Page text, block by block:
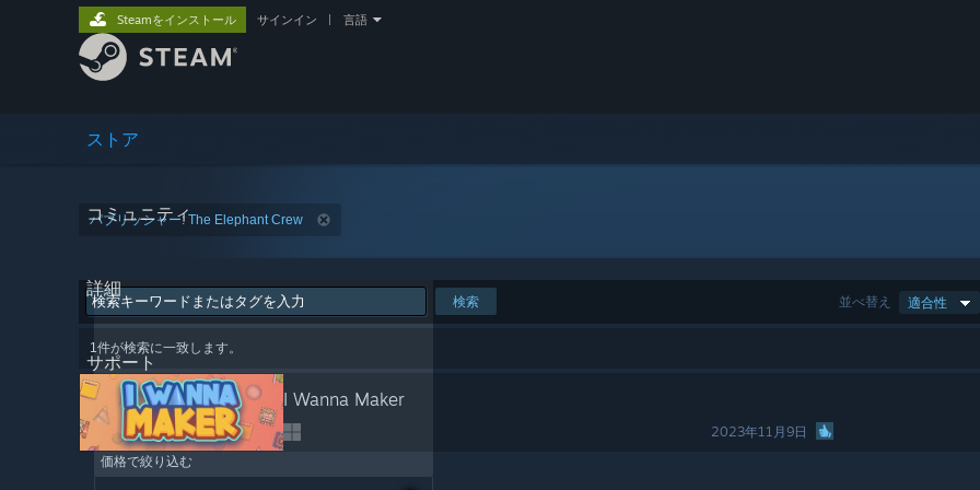
ストア
コミュニティ
詳細
サポート
Steamをインストール サインイン 言語
パブリッシャー: The Elephant Crew
並べ替え 適合性
検索
1件が検索に一致します。
I Wanna Maker
2023年11月9日
価格で絞り込む